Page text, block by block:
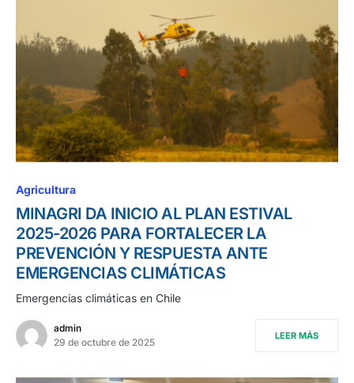
Agricultura
MINAGRI DA INICIO AL PLAN ESTIVAL
2025-2026 PARA FORTALECER LA
PREVENCIÓN Y RESPUESTA ANTE
EMERGENCIAS CLIMÁTICAS
Emergencias climáticas en Chile
admin
29 de octubre de 2025
LEER MÁS